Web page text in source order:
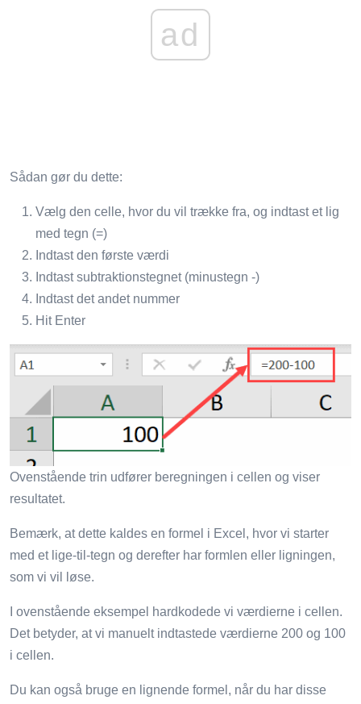
ad
Sådan gør du dette:
Vælg den celle, hvor du vil trække fra, og indtast et lig
med tegn (=)
Indtast den første værdi
Indtast subtraktionstegnet (minustegn -)
Indtast det andet nummer
Hit Enter
Ovenstående trin udfører beregningen i cellen og viser
resultatet.
Bemærk, at dette kaldes en formel i Excel, hvor vi starter
med et lige-til-tegn og derefter har formlen eller ligningen,
som vi vil løse.
I ovenstående eksempel hardkodede vi værdierne i cellen.
Det betyder, at vi manuelt indtastede værdierne 200 og 100
i cellen.
Du kan også bruge en lignende formel, når du har disse